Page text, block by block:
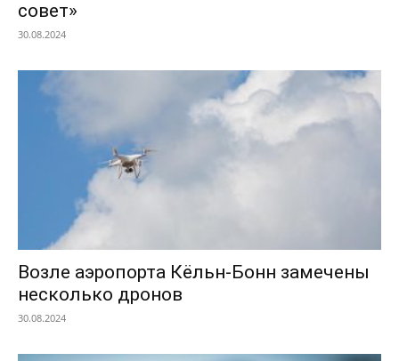
совет»
30.08.2024
Возле аэропорта Кёльн-Бонн замечены
несколько дронов
30.08.2024